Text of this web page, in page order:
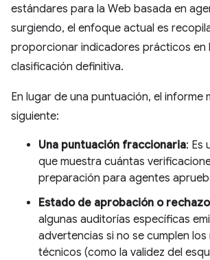
estándares para la Web basada en
surgiendo, el enfoque actual es
proporcionar indicadores prácticos en
clasificación definitiva.
En lugar de una puntuación, el informe
siguiente:
Una puntuación fraccionaria: Es
que muestra cuántas
preparación para agentes
Estado de aprobación o rechazo
algunas auditorías específicas
advertencias si no se cumplen
técnicos (como la validez del